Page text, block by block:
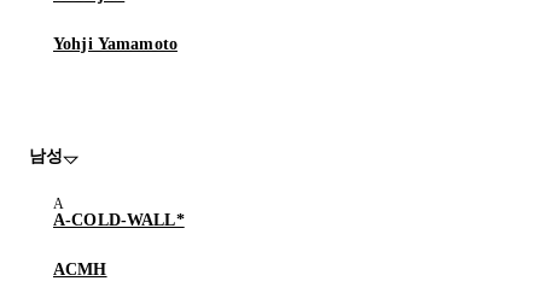
Yohji Yamamoto
남성
A-COLD-WALL*
ACMH